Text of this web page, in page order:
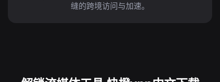
缝的跨境访问与加速。